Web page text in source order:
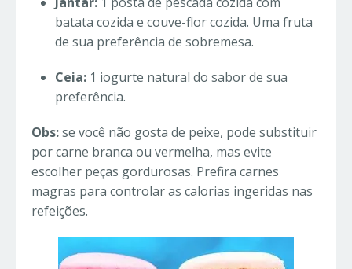
batata cozida e couve-flor cozida. Uma fruta
de sua preferência de sobremesa.
Ceia: 1 iogurte natural do sabor de sua
preferência.
Obs:se você não gosta de peixe, pode substituir
por carne branca ou vermelha, mas evite
escolher peças gordurosas. Prefira carnes
magras para controlar as calorias ingeridas nas
refeições.